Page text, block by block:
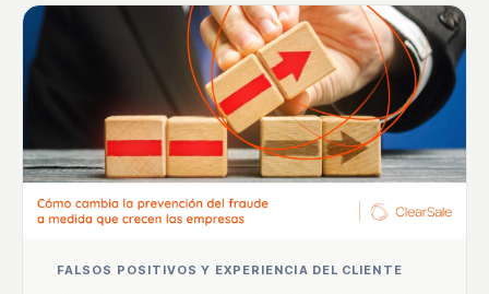
FALSOS POSITIVOS Y EXPERIENCIA DEL CLIENTE